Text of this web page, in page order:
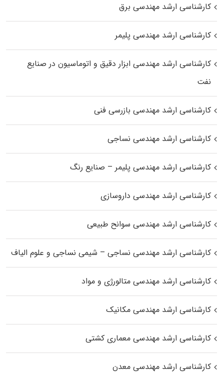
کارشناسی ارشد مهندسی برق
کارشناسی ارشد مهندسی پلیمر
کارشناسی ارشد مهندسی ابزار دقیق و اتوماسیون در صنایع
نفت
کارشناسی ارشد مهندسی بازرسی فنی
کارشناسی ارشد مهندسی نساجی
کارشناسی ارشد مهندسی پلیمر – صنایع رنگ
کارشناسی ارشد مهندسی داروسازی
کارشناسی ارشد مهندسی سوانح طبیعی
کارشناسی ارشد مهندسی نساجی – شیمی نساجی و علوم الیاف
کارشناسی ارشد مهندسی متالورژی و مواد
کارشناسی ارشد مهندسی مکانیک
کارشناسی ارشد مهندسی معماری کشتی
کارشناسی ارشد مهندسی معدن